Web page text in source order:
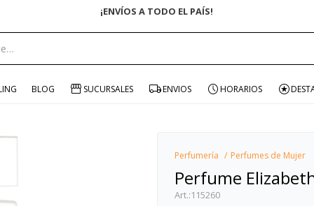
¡ENVÍOS A TODO EL PAÍS!
BLOG SUCURSALES ENVIOS HORARIOS
Perfumería Perfumes de Mujer
Perfume
115260